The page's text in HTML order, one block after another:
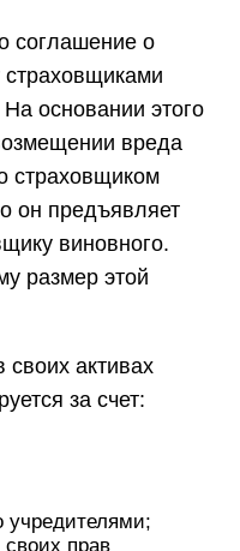
соглашение о
основании этого
вреда
страховщиком
он предъявляет
виновного.
размер этой
активах
за счет:
учредителями;
прав